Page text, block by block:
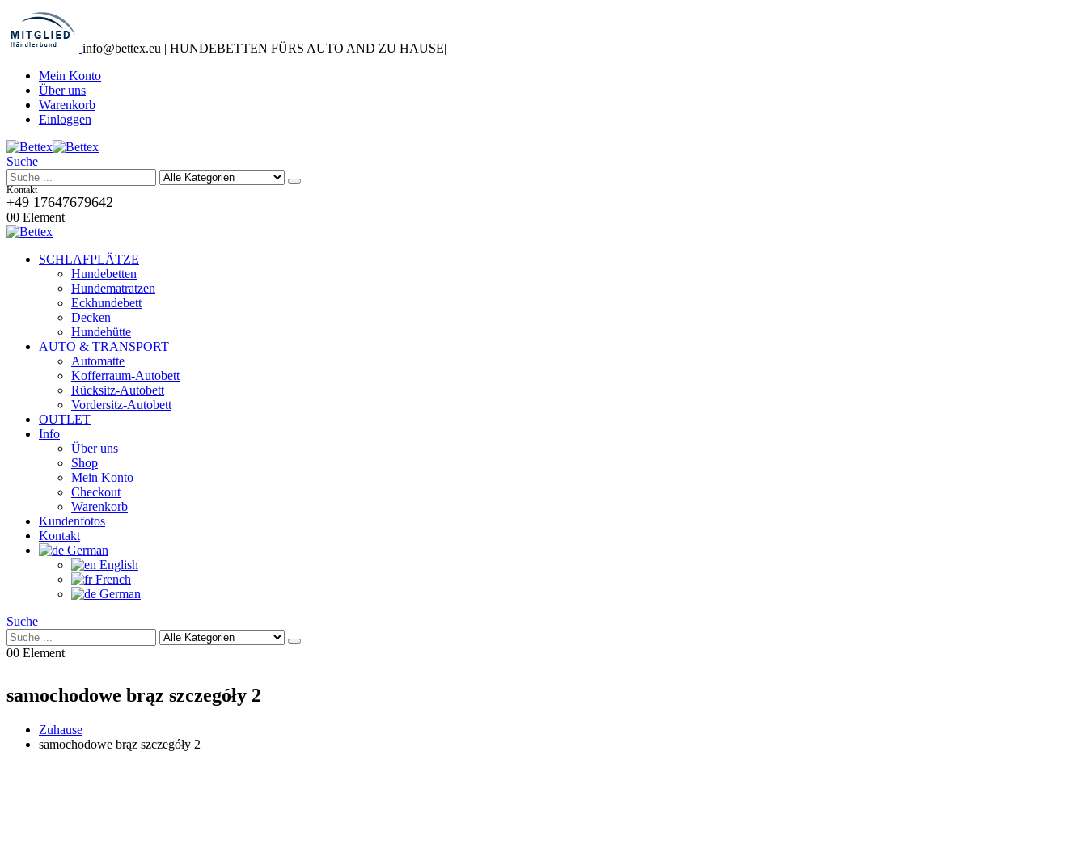
info@bettex.eu | HUNDEBETTEN FÜRS AUTO AND ZU HAUSE|
Mein Konto
Über uns
Warenkorb
Einloggen
Suche
Kontakt
+49 17647679642
00 Element
SCHLAFPLÄTZE
Hundebetten
Hundematratzen
Eckhundebett
Decken
Hundehütte
AUTO & TRANSPORT
Automatte
Kofferraum-Autobett
Rücksitz-Autobett
Vordersitz-Autobett
OUTLET
Info
Über uns
Shop
Mein Konto
Checkout
Warenkorb
Kundenfotos
Kontakt
German
English
French
German
Suche
00 Element
samochodowe brąz szczegóły 2
Zuhause
samochodowe brąz szczegóły 2